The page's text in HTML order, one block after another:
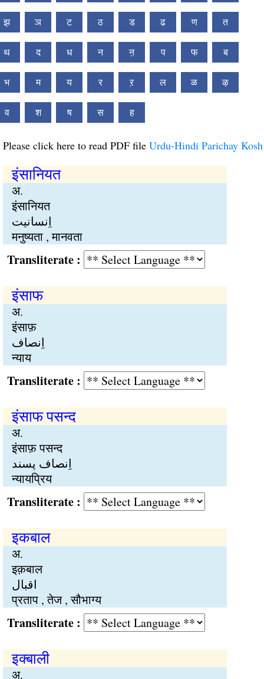
झ ञ ट ठ ड ढ ण त
थ द ध न ऩ प फ ब
भ म य र ऱ ल ळ ऴ
व श ष स ह
Please click here to read PDF file Urdu-Hindi Parichay Kosh
इंसानियत
अ.
इंसानियत
اِنسانیت
मनुष्यता , मानवता
:
इंसाफ
अ.
इंसाफ़
اِنصاف
न्याय
:
इंसाफ पसन्द
अ.
इंसाफ़ पसन्द
اِنصاف پسند
न्यायप्रिय
:
इकबाल
अ.
इक़बाल
اقبال
प्रताप , तेज , सौभाग्य
:
इक्बाली
अ.